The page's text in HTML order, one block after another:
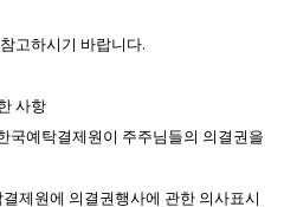
고하시기 바랍니다.
사항
예탁결제원이 주주님들의 의결권을
제원에 의결권행사에 관한 의사표시